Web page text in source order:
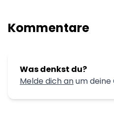
Kommentare
Was denkst du?
Melde dich anum deine